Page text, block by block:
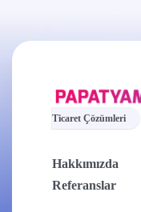
Ticaret Çözümleri
Hakkımızda
Referanslar